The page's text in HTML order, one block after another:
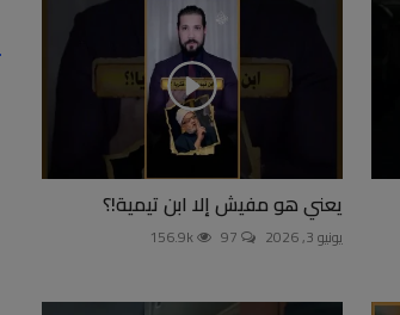
يعني هو مفيش إلا ابن تيمية!؟
يونيو 3, 2026 156.9k